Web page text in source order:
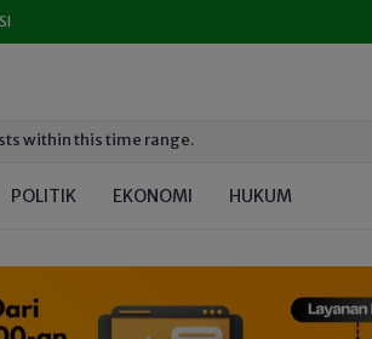
within this time range.
POLITIK EKONOMI HUKUM